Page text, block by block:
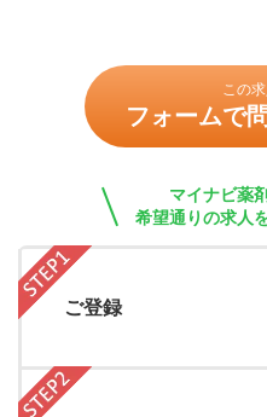
この
フォームで
マイナビ薬
希望通りの求人
ご登録